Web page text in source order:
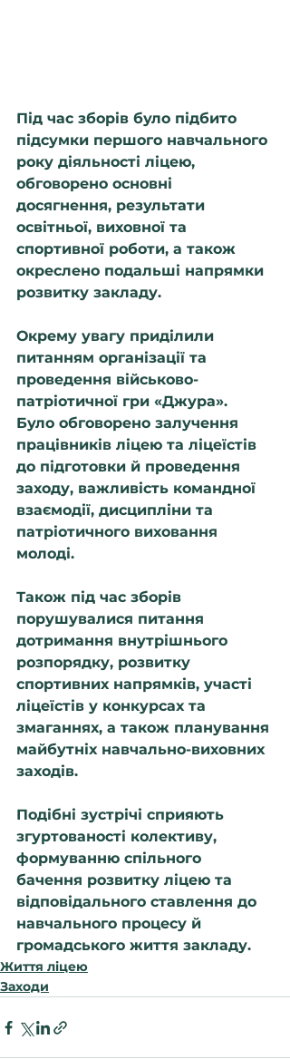
Під час зборів було підбито
підсумки першого навчального
року діяльності ліцею,
обговорено основні
досягнення, результати
освітньої, виховної та
спортивної роботи, а також
окреслено подальші напрямки
розвитку закладу.
Окрему увагу приділили
питанням організації та
проведення військово-
патріотичної гри «Джура».
Було обговорено залучення
працівників ліцею та ліцеїстів
до підготовки й проведення
заходу, важливість командної
взаємодії, дисципліни та
патріотичного виховання
молоді.
Також під час зборів
порушувалися питання
дотримання внутрішнього
розпорядку, розвитку
спортивних напрямків, участі
ліцеїстів у конкурсах та
змаганнях, а також планування
майбутніх навчально-виховних
заходів.
Подібні зустрічі сприяють
згуртованості колективу,
формуванню спільного
бачення розвитку ліцею та
відповідального ставлення до
навчального процесу й
громадського життя закладу.
Життя ліцею
Заходи